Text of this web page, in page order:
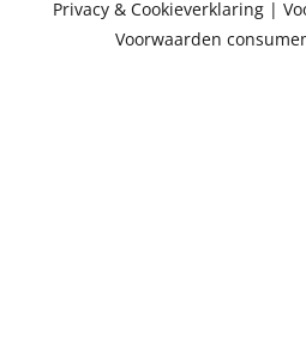
Privacy & Cookieverklaring|
Voorwaarden